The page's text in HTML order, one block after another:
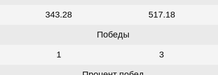
343.28 517.18
Победы
1 3